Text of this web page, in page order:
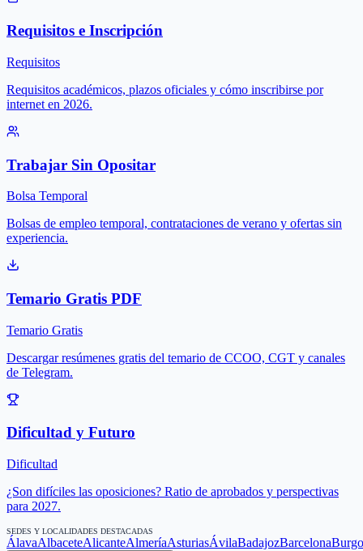
Requisitos e Inscripción
Requisitos
Requisitos académicos, plazos oficiales y cómo inscribirse por
internet en 2026.
Trabajar Sin Opositar
Bolsa Temporal
Bolsas de empleo temporal, contrataciones de verano y ofertas sin
experiencia.
Temario Gratis PDF
Temario Gratis
Descargar resúmenes gratis del temario de CCOO, CGT y canales
de Telegram.
Dificultad y Futuro
Dificultad
¿Son difíciles las oposiciones? Ratio de aprobados y perspectivas
para 2027.
SEDES Y LOCALIDADES DESTACADAS
ÁlavaAlbaceteAlicanteAlmeríaAsturiasÁvilaBadajozBarcelona